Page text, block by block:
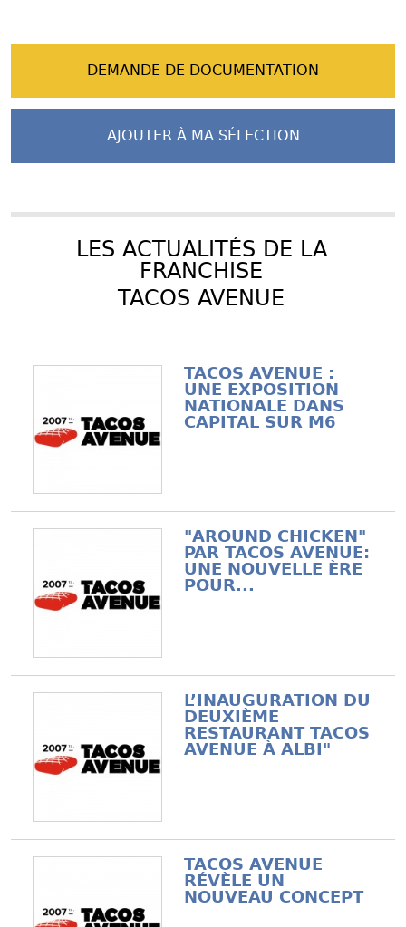
DEMANDE DE DOCUMENTATION
AJOUTER À MA SÉLECTION
LES ACTUALITÉS DE LA
FRANCHISE
TACOS AVENUE
TACOS AVENUE :
UNE EXPOSITION
NATIONALE DANS
CAPITAL SUR M6
"AROUND CHICKEN"
PAR TACOS AVENUE:
UNE NOUVELLE ÈRE
POUR...
L’INAUGURATION DU
DEUXIÈME
RESTAURANT TACOS
AVENUE À ALBI"
TACOS AVENUE
RÉVÈLE UN
NOUVEAU CONCEPT